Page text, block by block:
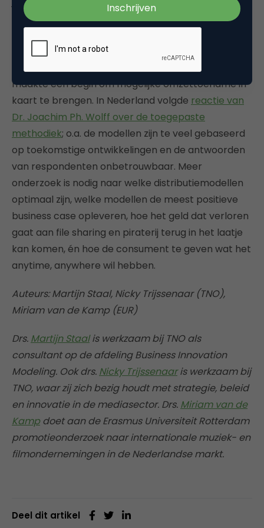
rapporten van de IFPI uit2007,2008en2009. Het is
distributiemodellen uit te kijken.
door Hennig-Thurau et al
. naar simultane releases
maakte een begin om mogelijke omzettoename in
kaart te brengen. In Nederland volgde reactie van
Dr. Joachim Ph. Wolff over de toegepaste
methodiek; o.a. de modellen zijn te veel gebaseerd
op toekomstige ontwikkelingen en de antwoorden
van respondenten onbetrouwbaar. Meer
onderzoek is nodig naar welke distributiemodellen
optimaal zijn, welke modellen de meest positieve
business case opleveren, hoe het geld dat verloren
gaat aan file sharing en piraterij terug in het laatje
kan komen, én hoe de consument te geven wat het
anytime, anywhere wil hebben.
Auteurs: Martijn Staal, Nicky Trijssenaar (TNO),
Miriam van de Kamp (EUR)
Drs. Martijn Staalis werkzaam bij TNO als
consultant op de afdeling Business Innovation
Modeling. Ook drs. Nicky Trijssenaaris werkzaam bij
TNO, waar zij zich bezig houdt met strategie, beleid
en innovatie in de mediasector. Drs. Miriam van de
Kampdoet aan de Erasmus Universiteit Rotterdam
promotieonderzoek naar internationale muziek- en
filmondernemingen in de Nederlandse markt.
Deel dit artikel